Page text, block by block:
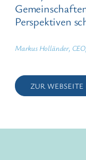
Perspektiven
Markus Holländer,
ZUR